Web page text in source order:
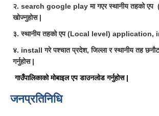
२. search google play मा गएर स्थानीय तहको
खोज्नुहोस |
३. स्थानीय तहको एप (Local level) application,
४. install गरे पश्चात प्रदेश, जिल्ला र स्थानीय तह
गर्नुहोस |
गाउँपालिकाको मोबाइल एप डाउनलोड गर्नुहोस |
जनप्रतिनिधि